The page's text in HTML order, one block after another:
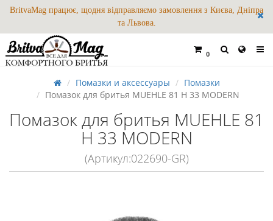
BritvaMag працює, щодня відправляємо замовлення з Києва, Дніпра
та Львова.
0
Помазки и аксессуары
Помазки
Помазок для бритья MUEHLE 81 H 33 MODERN
Помазок для бритья MUEHLE 81
H 33 MODERN
(Артикул:022690-GR)